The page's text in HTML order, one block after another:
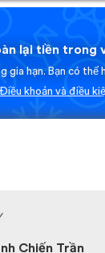
lại tiền trong
gia hạn. Bạn có thể
Điều khoản và điều
Chiến Trần